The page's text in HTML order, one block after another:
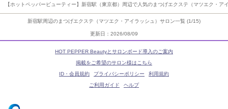
新宿駅周辺のまつげエクステ（マツエク・アイラッシュ）サロン一覧 (1/15)
更新日：2026/08/09
【ホットペッパービューティー】新宿駅（東京都）周辺で人気のまつげエクステ（マツエク・
HOT PEPPER Beautyとサロンボード導入のご案内
掲載をご希望のサロン様はこちら
ID・会員規約
プライバシーポリシー
利用規約
ご利用ガイド
ヘルプ